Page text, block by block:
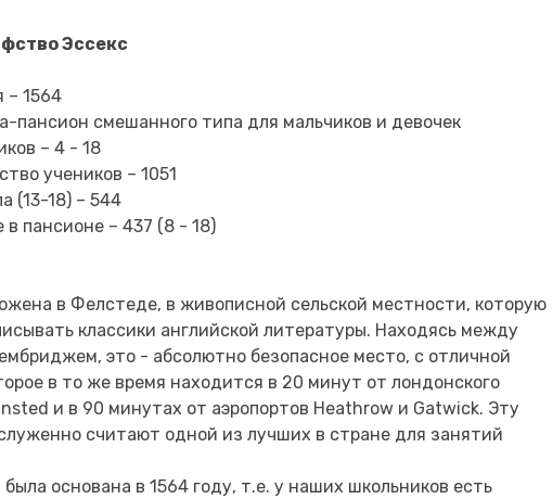
Эссекс
– 1564
пансион смешанного типа для мальчиков и девочек
– 4 - 18
учеников – 1051
(13-18) – 544
пансионе – 437 (8 - 18)
в Фелстеде, в живописной сельской местности, которую
классики английской литературы. Находясь между
это - абсолютно безопасное место, с отличной
в то же время находится в 20 минут от лондонского
и в 90 минутах от аэропортов Heathrow и Gatwick. Эту
считают одной из лучших в стране для занятий
основана в 1564 году, т.е. у наших школьников есть